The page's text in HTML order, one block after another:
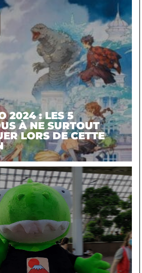
2024 : LES 5
À NE SURTOUT
LORS DE CETTE